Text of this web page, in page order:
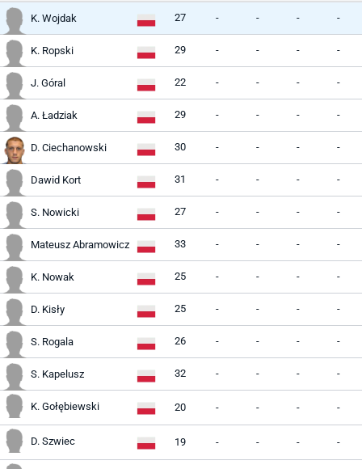
K. Wojdak 27 - - - -
K. Ropski 29 - - - -
J. Góral 22 - - - -
A. Ładziak 29 - - - -
D. Ciechanowski 30 - - - -
Dawid Kort 31 - - - -
S. Nowicki 27 - - - -
Mateusz Abramowicz 33 - - - -
K. Nowak 25 - - - -
D. Kisły 25 - - - -
S. Rogala 26 - - - -
S. Kapelusz 32 - - - -
K. Gołębiewski 20 - - - -
D. Szwiec 19 - - - -